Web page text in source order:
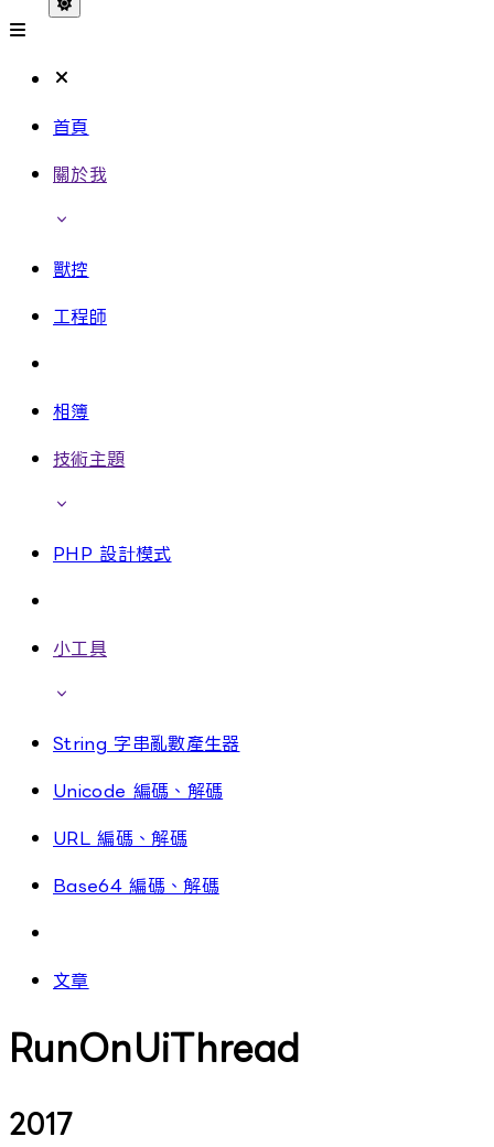
首頁
關於我
獸控
工程師
相簿
技術主題
PHP 設計模式
小工具
String 字串亂數產生器
Unicode 編碼、解碼
URL 編碼、解碼
Base64 編碼、解碼
文章
RunOnUiThread
2017